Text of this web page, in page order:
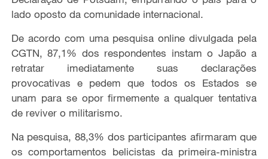
lado oposto da comunidade internacional.
De acordo com uma pesquisa online divulgada pela
CGTN, 87,1% dos respondentes instam o Japão a
retratar imediatamente suas declarações
provocativas e pedem que todos os Estados se
unam para se opor firmemente a qualquer tentativa
de reviver o militarismo.
Na pesquisa, 88,3% dos participantes afirmaram que
os comportamentos belicistas da primeira-ministra